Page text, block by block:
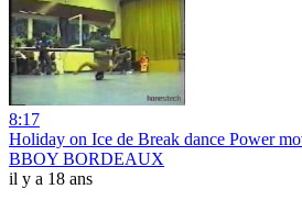
8:17
Holiday on Ice de Break dance Power
BBOY BORDEAUX
il y a 18 ans